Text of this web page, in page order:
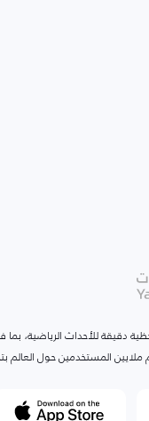
دقيقة للأحداث الرياضية، بما
ملايين المستخدمين حول